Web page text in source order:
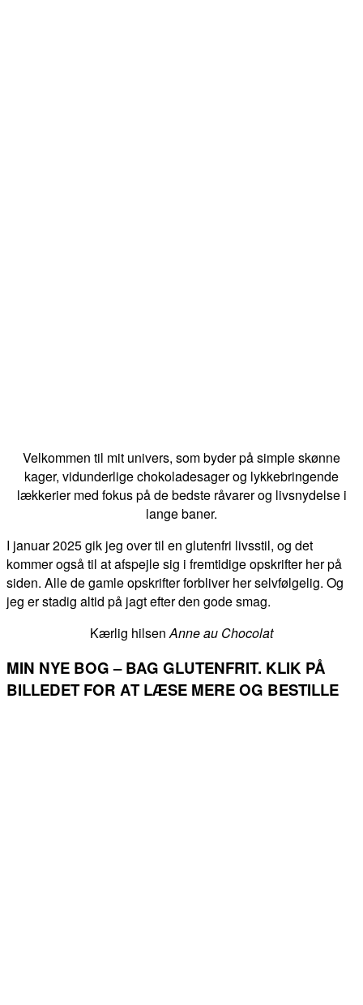
Velkommen til mit univers, som byder på simple skønne
kager, vidunderlige chokoladesager og lykkebringende
lækkerier med fokus på de bedste råvarer og livsnydelse i
lange baner.
I januar 2025 gik jeg over til en glutenfri livsstil, og det
kommer også til at afspejle sig i fremtidige opskrifter her på
siden. Alle de gamle opskrifter forbliver her selvfølgelig. Og
jeg er stadig altid på jagt efter den gode smag.
Kærlig hilsenAnne au Chocolat
MIN NYE BOG – BAG GLUTENFRIT. KLIK PÅ
BILLEDET FOR AT LÆSE MERE OG BESTILLE